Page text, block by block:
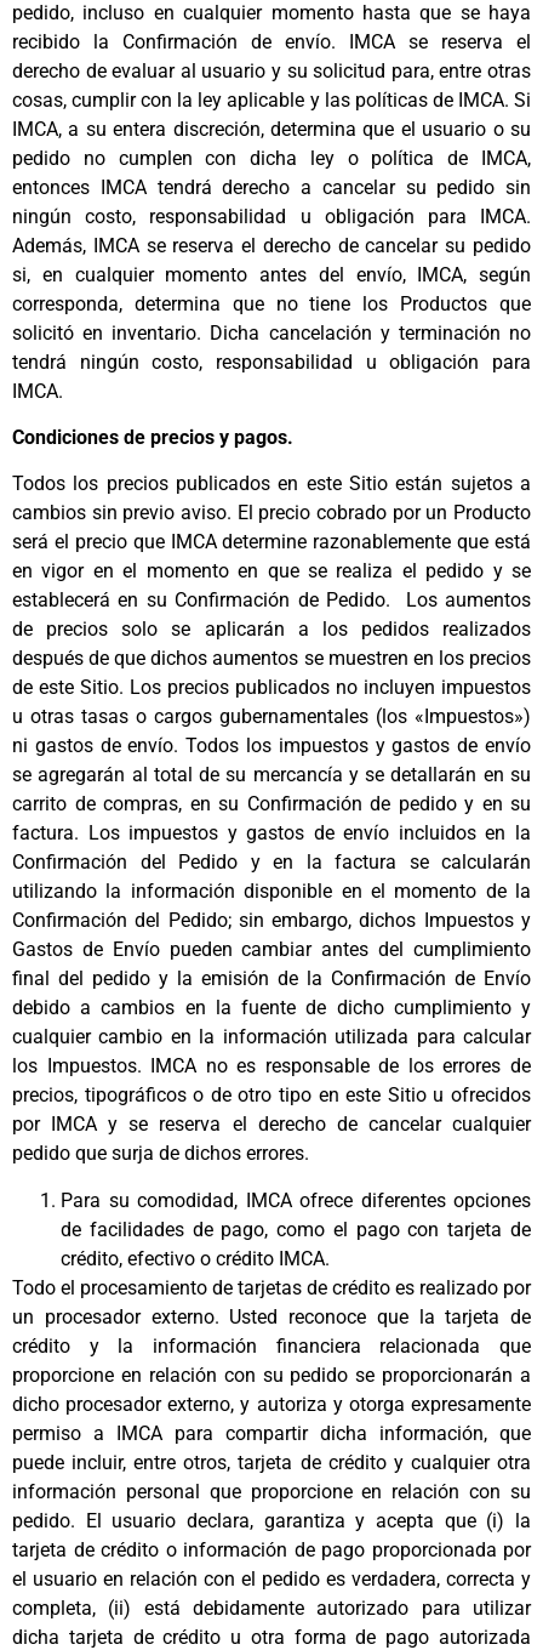
pedido, incluso en cualquier momento hasta que se haya
recibido la Confirmación de envío. IMCA se reserva el
derecho de evaluar al usuario y su solicitud para, entre otras
cosas, cumplir con la ley aplicable y las políticas de IMCA. Si
IMCA, a su entera discreción, determina que el usuario o su
pedido no cumplen con dicha ley o política de IMCA,
entonces IMCA tendrá derecho a cancelar su pedido sin
ningún costo, responsabilidad u obligación para IMCA.
Además, IMCA se reserva el derecho de cancelar su pedido
si, en cualquier momento antes del envío, IMCA, según
corresponda, determina que no tiene los Productos que
solicitó en inventario. Dicha cancelación y terminación no
tendrá ningún costo, responsabilidad u obligación para
IMCA.
Condiciones de precios y pagos.
Todos los precios publicados en este Sitio están sujetos a
cambios sin previo aviso. El precio cobrado por un Producto
será el precio que IMCA determine razonablemente que está
en vigor en el momento en que se realiza el pedido y se
establecerá en su Confirmación de Pedido. Los aumentos
de precios solo se aplicarán a los pedidos realizados
después de que dichos aumentos se muestren en los precios
de este Sitio. Los precios publicados no incluyen impuestos
u otras tasas o cargos gubernamentales (los «Impuestos»)
ni gastos de envío. Todos los impuestos y gastos de envío
se agregarán al total de su mercancía y se detallarán en su
carrito de compras, en su Confirmación de pedido y en su
factura. Los impuestos y gastos de envío incluidos en la
Confirmación del Pedido y en la factura se calcularán
utilizando la información disponible en el momento de la
Confirmación del Pedido; sin embargo, dichos Impuestos y
Gastos de Envío pueden cambiar antes del cumplimiento
final del pedido y la emisión de la Confirmación de Envío
debido a cambios en la fuente de dicho cumplimiento y
cualquier cambio en la información utilizada para calcular
los Impuestos. IMCA no es responsable de los errores de
precios, tipográficos o de otro tipo en este Sitio u ofrecidos
por IMCA y se reserva el derecho de cancelar cualquier
pedido que surja de dichos errores.
Para su comodidad, IMCA ofrece diferentes opciones
de facilidades de pago, como el pago con tarjeta de
crédito, efectivo o crédito IMCA.
Todo el procesamiento de tarjetas de crédito es realizado por
un procesador externo. Usted reconoce que la tarjeta de
crédito y la información financiera relacionada que
proporcione en relación con su pedido se proporcionarán a
dicho procesador externo, y autoriza y otorga expresamente
permiso a IMCA para compartir dicha información, que
puede incluir, entre otros, tarjeta de crédito y cualquier otra
información personal que proporcione en relación con su
pedido. El usuario declara, garantiza y acepta que (i) la
tarjeta de crédito o información de pago proporcionada por
el usuario en relación con el pedido es verdadera, correcta y
completa, (ii) está debidamente autorizado para utilizar
dicha tarjeta de crédito u otra forma de pago autorizada